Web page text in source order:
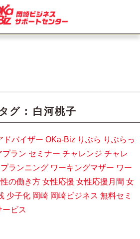
グ : 白河桃子
ドバイザー OKa-Biz りぶら りぶらっ
プラン セミナー チャレンジ チャレ
ランニング ワーキングマザー ワー
の働き方 女性応援 女性応援月間 女
少子化 岡崎 岡崎ビジネス 無料セミ
ービス